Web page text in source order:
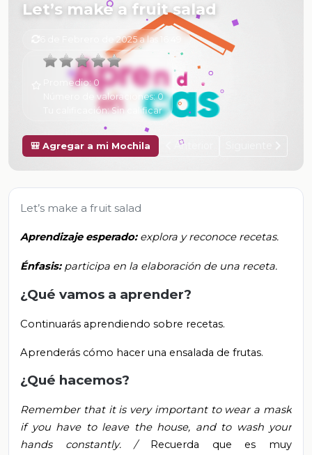
Let’s make a fruit salad
6 de Febrero de 2025 a las 16:49
Promedio:0
Número de valoraciones:0
Tu calificación:Sin calificar
🎒 Agregar a mi Mochila Anterior
Let’s make a fruit salad
Aprendizaje esperado: explora y reconoce recetas.
Énfasis: participa en la elaboración de una receta.
¿Qué vamos a aprender?
Continuarás aprendiendo sobre recetas.
Aprenderás cómo hacer una ensalada de frutas.
¿Qué hacemos?
Remember that it is very important to wear a mask
if you have to leave the house, and to wash your
hands constantly./ Recuerda que es muy